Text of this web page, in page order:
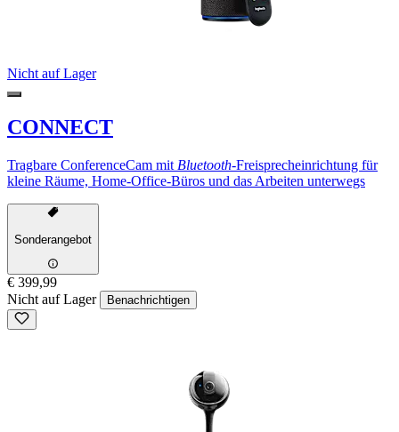
Nicht auf Lager
CONNECT
Tragbare ConferenceCam mit Bluetooth-Freisprecheinrichtung für
kleine Räume, Home-Office-Büros und das Arbeiten unterwegs
Sonderangebot
€ 399,99
Nicht auf Lager
Benachrichtigen